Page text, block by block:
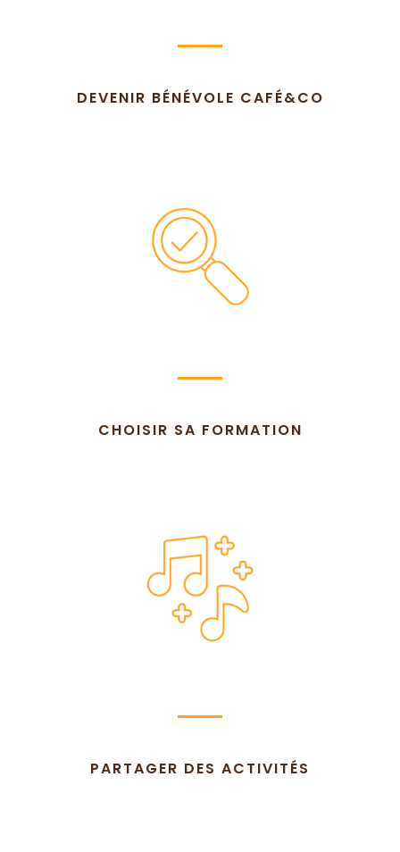
DEVENIR BÉNÉVOLE CAFÉ&CO
CHOISIR SA FORMATION
PARTAGER DES ACTIVITÉS